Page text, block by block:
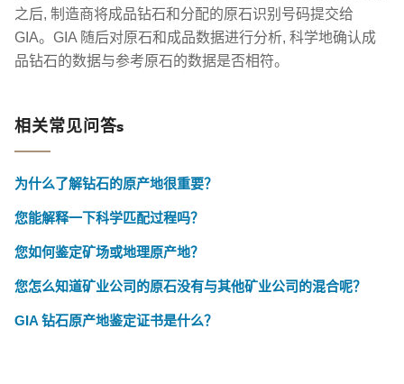
之后, 制造商将成品钻石和分配的原石识别号码提交给
GIA。GIA 随后对原石和成品数据进行分析, 科学地确认成
品钻石的数据与参考原石的数据是否相符。
相关常见问答s
为什么了解钻石的原产地很重要？
您能解释一下科学匹配过程吗？
您如何鉴定矿场或地理原产地？
您怎么知道矿业公司的原石没有与其他矿业公司的混合呢？
GIA 钻石原产地鉴定证书是什么？